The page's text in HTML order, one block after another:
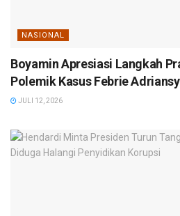
NASIONAL
Boyamin Apresiasi Langkah
Polemik Kasus Febrie
JULI 12, 2026